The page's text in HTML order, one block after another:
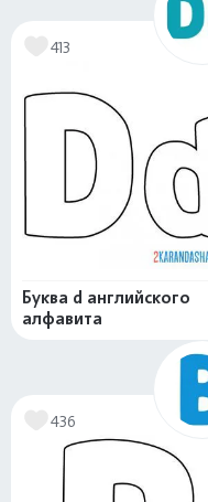
413
Буква d английского
алфавита
436